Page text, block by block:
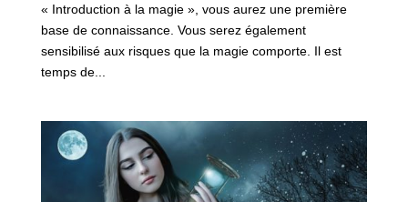
« Introduction à la magie », vous aurez une première
base de connaissance. Vous serez également
sensibilisé aux risques que la magie comporte. Il est
temps de...